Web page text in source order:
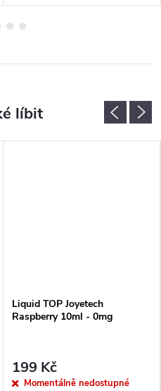
Liquid TOP Joyetech
Raspberry 10ml - 0mg
199 Kč
Momentálně nedostupné